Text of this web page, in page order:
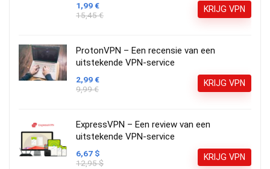
1,99 €
15,45 €
KRIJG VPN
ProtonVPN – Een recensie van een
uitstekende VPN-service
2,99 €
9,99 €
KRIJG VPN
ExpressVPN – Een review van een
uitstekende VPN-service
6,67 $
12,95 $
KRIJG VPN